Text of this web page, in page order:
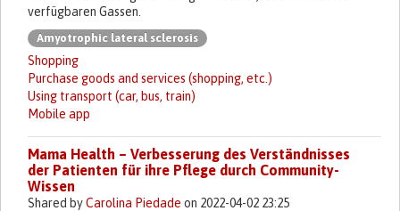
verfügbaren Gassen.
Amyotrophic lateral sclerosis
Shopping
Purchase goods and services (shopping, etc.)
Using transport (car, bus, train)
Mobile app
Mama Health – Verbesserung des Verständnisses
der Patienten für ihre Pflege durch Community-
Wissen
Shared byCarolina Piedade on 2022-04-02 23:25